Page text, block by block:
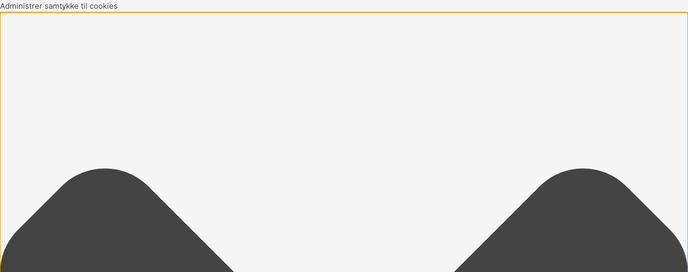
Administrer samtykke til cookies
Funktionsdygtig
Præferencer
Statistikker
Marketing
Gå